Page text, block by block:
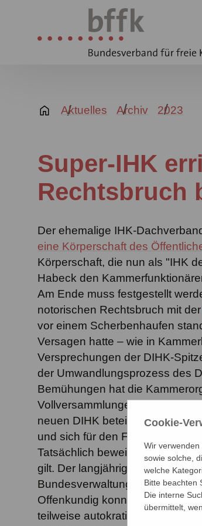
Aktuelles Archiv 2023
Super-IHK
Rechtsbruch
Der ehemalige IHK-
eine Körperschaft des
Körperschaft, die nun als "IHK
Habeck den
Am Ende muss festgestellt
notorischen Rechtsbruch mit der
vor einem Scherbenhaufen
Versagen hatte – wie in
Versprechungen der DIHK-
der Umwandlungsprozess des
Bemühungen hat die
Vollversammlungen
neuen DIHK beteiligt. Die
und sich für den Fortgang nicht
Tatsächlich beweisen auch die
gilt. Der langjährige
Bundesverwaltungsgericht
Offenkundig konnten sich all
teilweise autokratischen
Cookie-
Wir
sowie solche,
welche
Bitte beachten
Die interne
übermittelt,